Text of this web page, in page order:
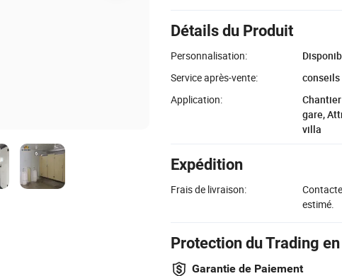
Détails du Produit
Personnalisation:
Service après-vente:
Application:
gare,
villa
Expédition
Frais de livraison:
estimé.
Protection du Trading
Garantie de Paiement